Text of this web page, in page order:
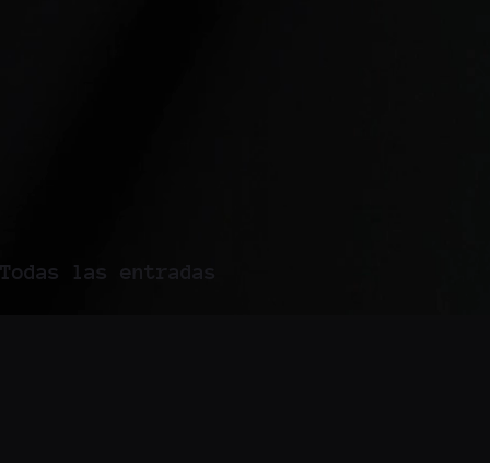
Todas las entradas